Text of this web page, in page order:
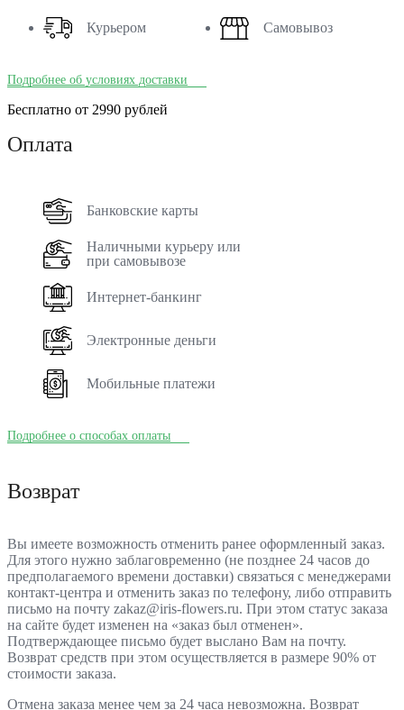
Курьером Самовывоз
Подробнее об условиях доставки
Бесплатно от 2990 рублей
Оплата
Банковские карты
Наличными курьеру или
при самовывозе
Интернет-банкинг
Электронные деньги
Мобильные платежи
Подробнее о способах оплаты
Возврат
Вы имеете возможность отменить ранее оформленный заказ.
Для этого нужно заблаговременно (не позднее 24 часов до
предполагаемого времени доставки) связаться с менеджерами
контакт-центра и отменить заказ по телефону, либо отправить
письмо на почту zakaz@iris-flowers.ru. При этом статус заказа
на сайте будет изменен на «заказ был отменен».
Подтверждающее письмо будет выслано Вам на почту.
Возврат средств при этом осуществляется в размере 90% от
стоимости заказа.
Отмена заказа менее чем за 24 часа невозможна. Возврат